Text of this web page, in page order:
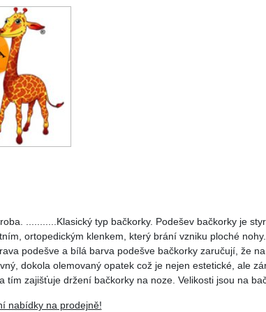
...........Klasický typ bačkorky. Podešev bačkorky je
ortopedickým klenkem, který brání vzniku ploché
podešve a bílá barva podešve bačkorky zaručují, že
dokola olemovaný opatek což je nejen estetické, ale
tím zajišťuje držení bačkorky na noze. Velikosti jsou na
nabídky na prodejně!